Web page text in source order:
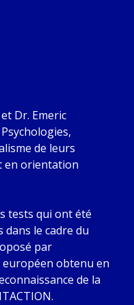
Dr. Emeric
de leurs
en orientation
tests qui ont été
le cadre du
par
européen obtenu en
de la